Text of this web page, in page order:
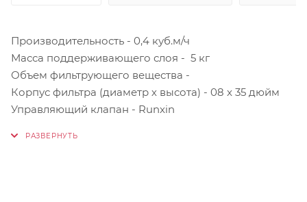
Производительность - 0,4 куб.м/ч
Масса поддерживающего слоя - 5 кг
Объем фильтрующего вещества -
Корпус фильтра (диаметр х высота) - 08 x 35 дюйм
Управляющий клапан - Runxin